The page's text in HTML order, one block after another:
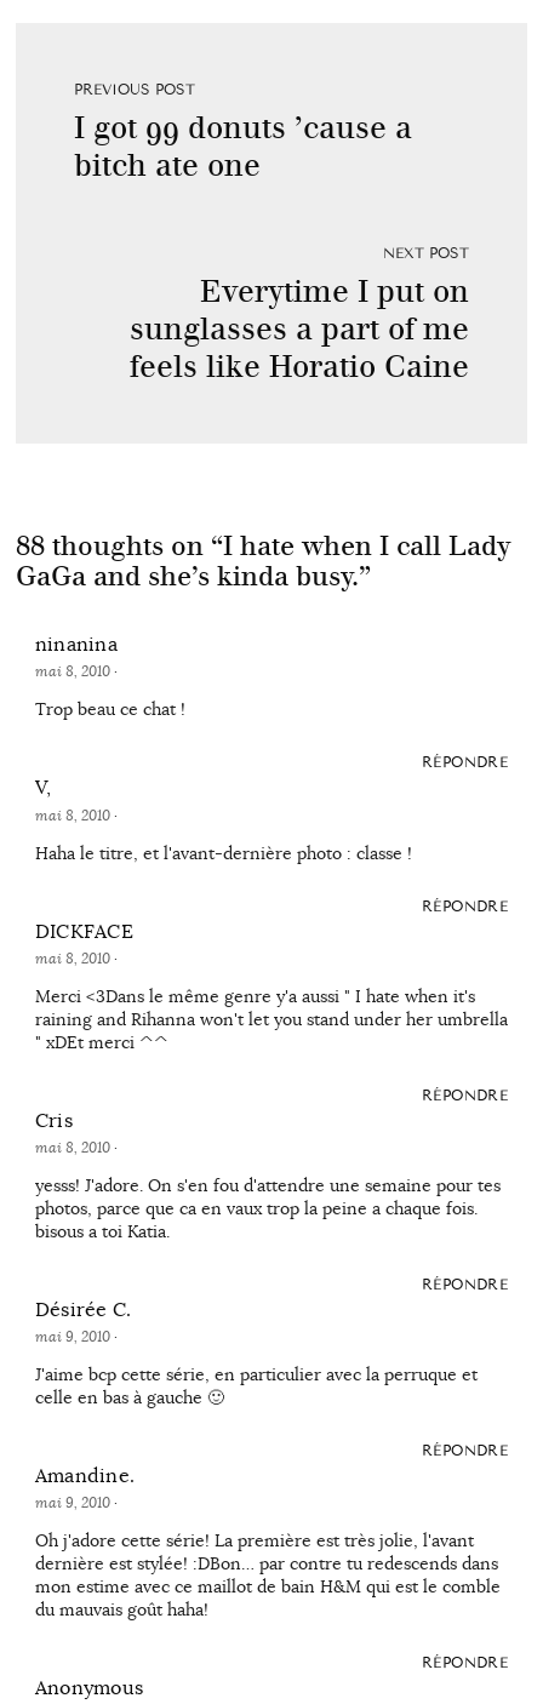
PREVIOUS POST
I got 99 donuts ’cause a
bitch ate one
NEXT POST
Everytime I put on
sunglasses a part of me
feels like Horatio Caine
88 thoughts on “I hate when I call Lady
GaGa and she’s kinda busy.”
ninanina
mai 8, 2010·
Trop beau ce chat !
RÉPONDRE
V,
mai 8, 2010·
Haha le titre, et l'avant-dernière photo : classe !
RÉPONDRE
DICKFACE
mai 8, 2010·
Merci <3Dans le même genre y'a aussi " I hate when it's
raining and Rihanna won't let you stand under her umbrella
" xDEt merci ^^
RÉPONDRE
Cris
mai 8, 2010·
yesss! J'adore. On s'en fou d'attendre une semaine pour tes
photos, parce que ca en vaux trop la peine a chaque fois.
bisous a toi Katia.
RÉPONDRE
Désirée C.
mai 9, 2010·
J'aime bcp cette série, en particulier avec la perruque et
celle en bas à gauche 🙂
RÉPONDRE
Amandine.
mai 9, 2010·
Oh j'adore cette série! La première est très jolie, l'avant
dernière est stylée! :DBon… par contre tu redescends dans
mon estime avec ce maillot de bain H&M qui est le comble
du mauvais goût haha!
RÉPONDRE
Anonymous